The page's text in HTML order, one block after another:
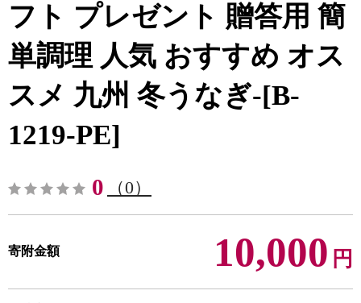
フト プレゼント 贈答用 簡
単調理 人気 おすすめ オス
スメ 九州 冬うなぎ-[B-
1219-PE]
0 （0）
寄附金額 10,000 円